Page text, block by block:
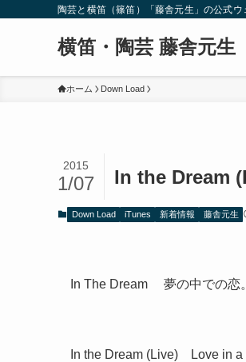
陶芸と横笛（篠笛）「藤舎元生」の公式ウ
横笛・陶芸 藤舎元生
ホーム Down Load
In the Dream
2015
1/07
Down Load iTunes 新着情報 藤舎元生
In The Dream 夢の中での恋
In the Dream (Live) Love in a